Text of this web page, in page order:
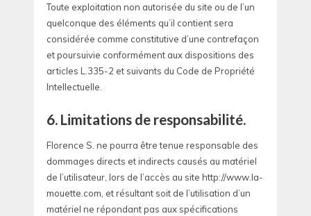
Toute exploitation non autorisée du site ou de l’un
quelconque des éléments qu’il contient sera
considérée comme constitutive d’une contrefaçon
et poursuivie conformément aux dispositions des
articles L.335-2 et suivants du Code de Propriété
Intellectuelle.
6. Limitations de responsabilité.
Florence S. ne pourra être tenue responsable des
dommages directs et indirects causés au matériel
de l’utilisateur, lors de l’accès au site http://www.la-
mouette.com, et résultant soit de l’utilisation d’un
matériel ne répondant pas aux spécifications